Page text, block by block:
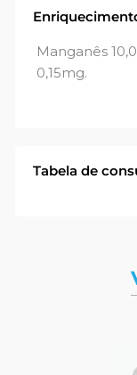
Manganês
0,15mg.
Tabela de